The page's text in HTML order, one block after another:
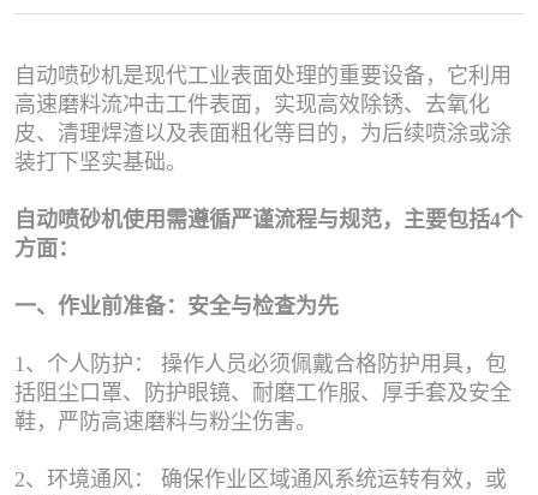
自动喷砂机是现代工业表面处理的重要设备，它利用
高速磨料流冲击工件表面，实现高效除锈、去氧化
皮、清理焊渣以及表面粗化等目的，为后续喷涂或涂
装打下坚实基础。
自动喷砂机使用需遵循严谨流程与规范，主要包括4个
方面：
一、作业前准备：安全与检查为先
1、个人防护： 操作人员必须佩戴合格防护用具，包
括阻尘口罩、防护眼镜、耐磨工作服、厚手套及安全
鞋，严防高速磨料与粉尘伤害。
2、环境通风： 确保作业区域通风系统运转有效，或